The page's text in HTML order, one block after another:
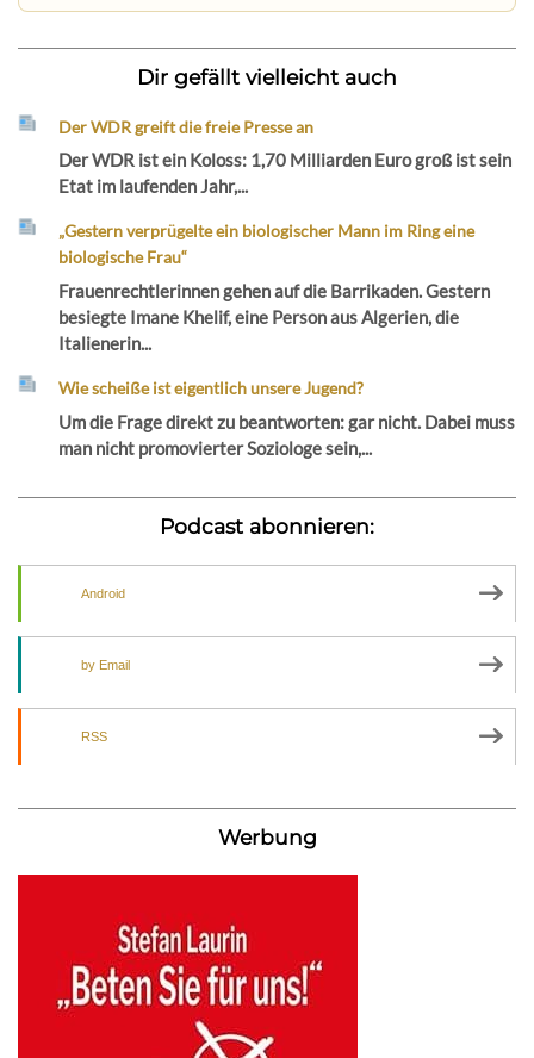
Dir gefällt vielleicht auch
Der WDR greift die freie Presse an
Der WDR ist ein Koloss: 1,70 Milliarden Euro groß ist sein
Etat im laufenden Jahr,...
„Gestern verprügelte ein biologischer Mann im Ring eine
biologische Frau“
Frauenrechtlerinnen gehen auf die Barrikaden. Gestern
besiegte Imane Khelif, eine Person aus Algerien, die
Italienerin...
Wie scheiße ist eigentlich unsere Jugend?
Um die Frage direkt zu beantworten: gar nicht. Dabei muss
man nicht promovierter Soziologe sein,...
Podcast abonnieren:
Android
by Email
RSS
Werbung